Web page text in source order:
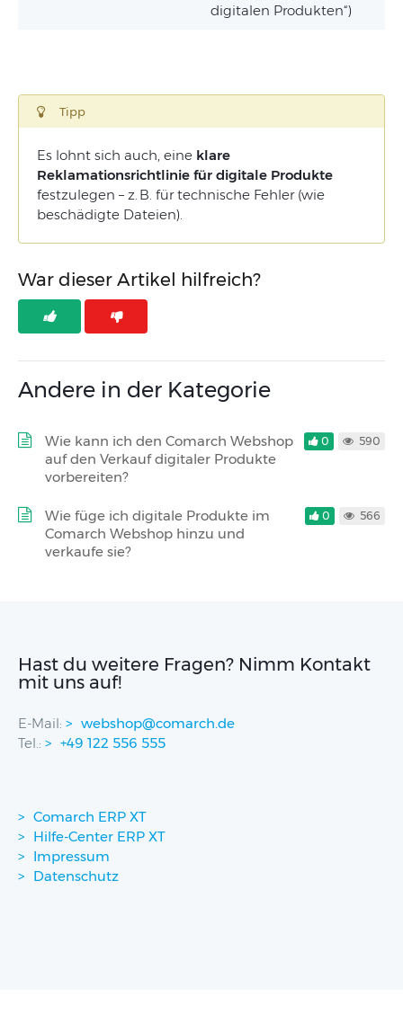
digitalen Produkten“)
Tipp
Es lohnt sich auch, eine klare
Reklamationsrichtlinie für digitale Produkte
festzulegen – z. B. für technische Fehler (wie
beschädigte Dateien).
War dieser Artikel hilfreich?
Andere in der Kategorie
Wie kann ich den Comarch Webshop
auf den Verkauf digitaler Produkte
vorbereiten?
0 590
Wie füge ich digitale Produkte im
Comarch Webshop hinzu und
verkaufe sie?
0 566
Hast du weitere Fragen? Nimm Kontakt
mit uns auf!
E-Mail:
webshop@comarch.de
Tel.:
+49 122 556 555
Comarch ERP XT
Hilfe-Center ERP XT
Impressum
Datenschutz